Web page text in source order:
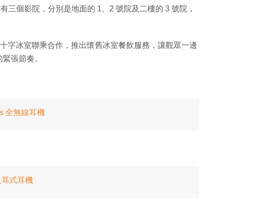
三個影院，分別是地面的 1、2 號院及二樓的 3 號院，
字冰室聯乘合作，推出懷舊冰室餐飲服務，讓觀眾一邊
張節奏。
全無線耳機
式耳機